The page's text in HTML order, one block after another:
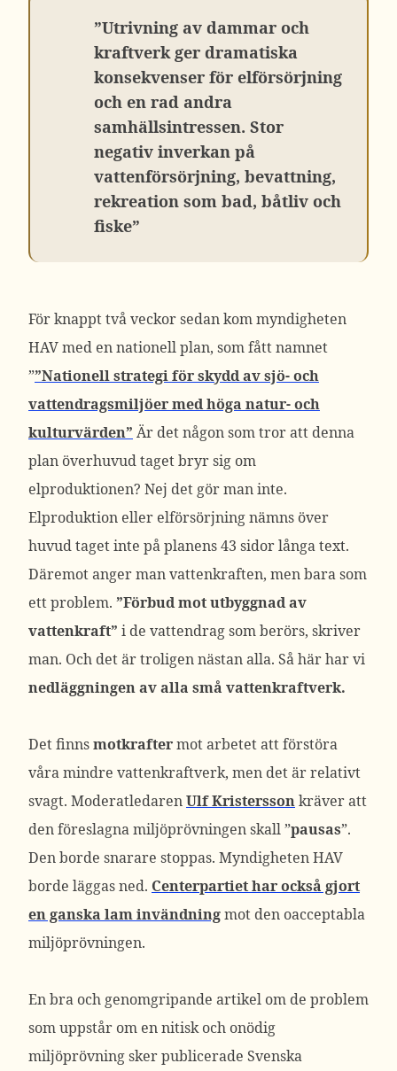
”Utrivning av dammar och
kraftverk ger dramatiska
konsekvenser för elförsörjning
och en rad andra
samhällsintressen. Stor
negativ inverkan på
vattenförsörjning, bevattning,
rekreation som bad, båtliv och
fiske”
För knappt två veckor sedan kom myndigheten
HAV med en nationell plan, som fått namnet
””Nationell strategi för skydd av sjö- och
vattendragsmiljöer med höga natur- och
kulturvärden” Är det någon som tror att denna
plan överhuvud taget bryr sig om
elproduktionen? Nej det gör man inte.
Elproduktion eller elförsörjning nämns över
huvud taget inte på planens 43 sidor långa text.
Däremot anger man vattenkraften, men bara som
ett problem. ”Förbud mot utbyggnad av
vattenkraft” i de vattendrag som berörs, skriver
man. Och det är troligen nästan alla. Så här har vi
nedläggningen av alla små vattenkraftverk.
Det finnsmotkraftermot arbetet att förstöra
våra mindre vattenkraftverk, men det är relativt
svagt. ModeratledarenUlf Kristerssonkräver att
den föreslagna miljöprövningen skall ”pausas”.
Den borde snarare stoppas. Myndigheten HAV
borde läggas ned. Centerpartiet har också gjort
en ganska lam invändningmot den oacceptabla
miljöprövningen.
En bra och genomgripande artikel om de problem
som uppstår om en nitisk och onödig
miljöprövning sker publicerade Svenska